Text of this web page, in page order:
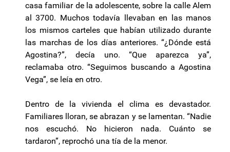
casa familiar de la adolescente, sobre la calle Alem
al 3700. Muchos todavía llevaban en las manos
los mismos carteles que habían utilizado durante
las marchas de los días anteriores. “¿Dónde está
Agostina?”, decía uno. “Que aparezca ya”,
reclamaba otro. “Seguimos buscando a Agostina
Vega”, se leía en otro.
Dentro de la vivienda el clima es devastador.
Familiares lloran, se abrazan y se lamentan. “Nadie
nos escuchó. No hicieron nada. Cuánto se
tardaron”, reprochó una tía de la menor.